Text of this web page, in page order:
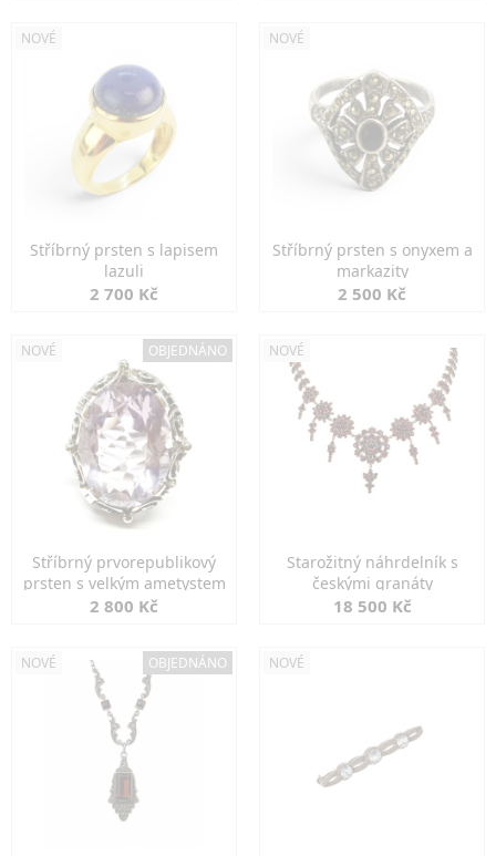
NOVÉ
Stříbrný prsten s lapisem
lazuli
2 700 Kč
NOVÉ
Stříbrný prsten s onyxem a
markazity
2 500 Kč
NOVÉ OBJEDNÁNO
Stříbrný prvorepublikový
prsten s velkým ametystem
2 800 Kč
NOVÉ
Starožitný náhrdelník s
českými granáty
18 500 Kč
NOVÉ OBJEDNÁNO NOVÉ